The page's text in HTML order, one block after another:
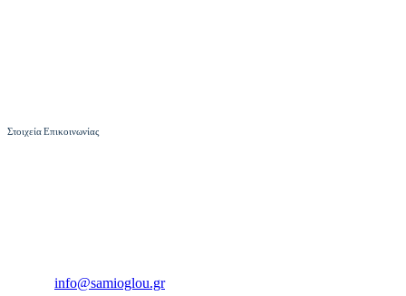
Στοιχεία Επικοινωνίας
info@samioglou.gr